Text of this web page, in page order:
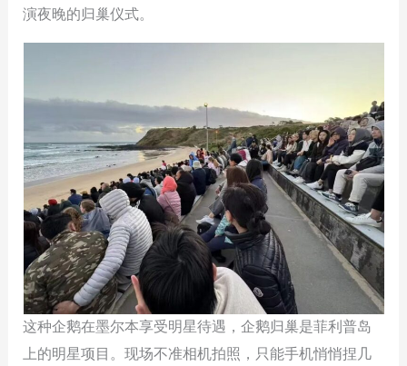
演夜晚的归巢仪式。
这种企鹅在墨尔本享受明星待遇，企鹅归巢是菲利普岛
上的明星项目。现场不准相机拍照，只能手机悄悄捏几